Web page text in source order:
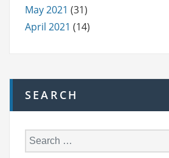
May 2021 (31)
April 2021 (14)
SEARCH
e